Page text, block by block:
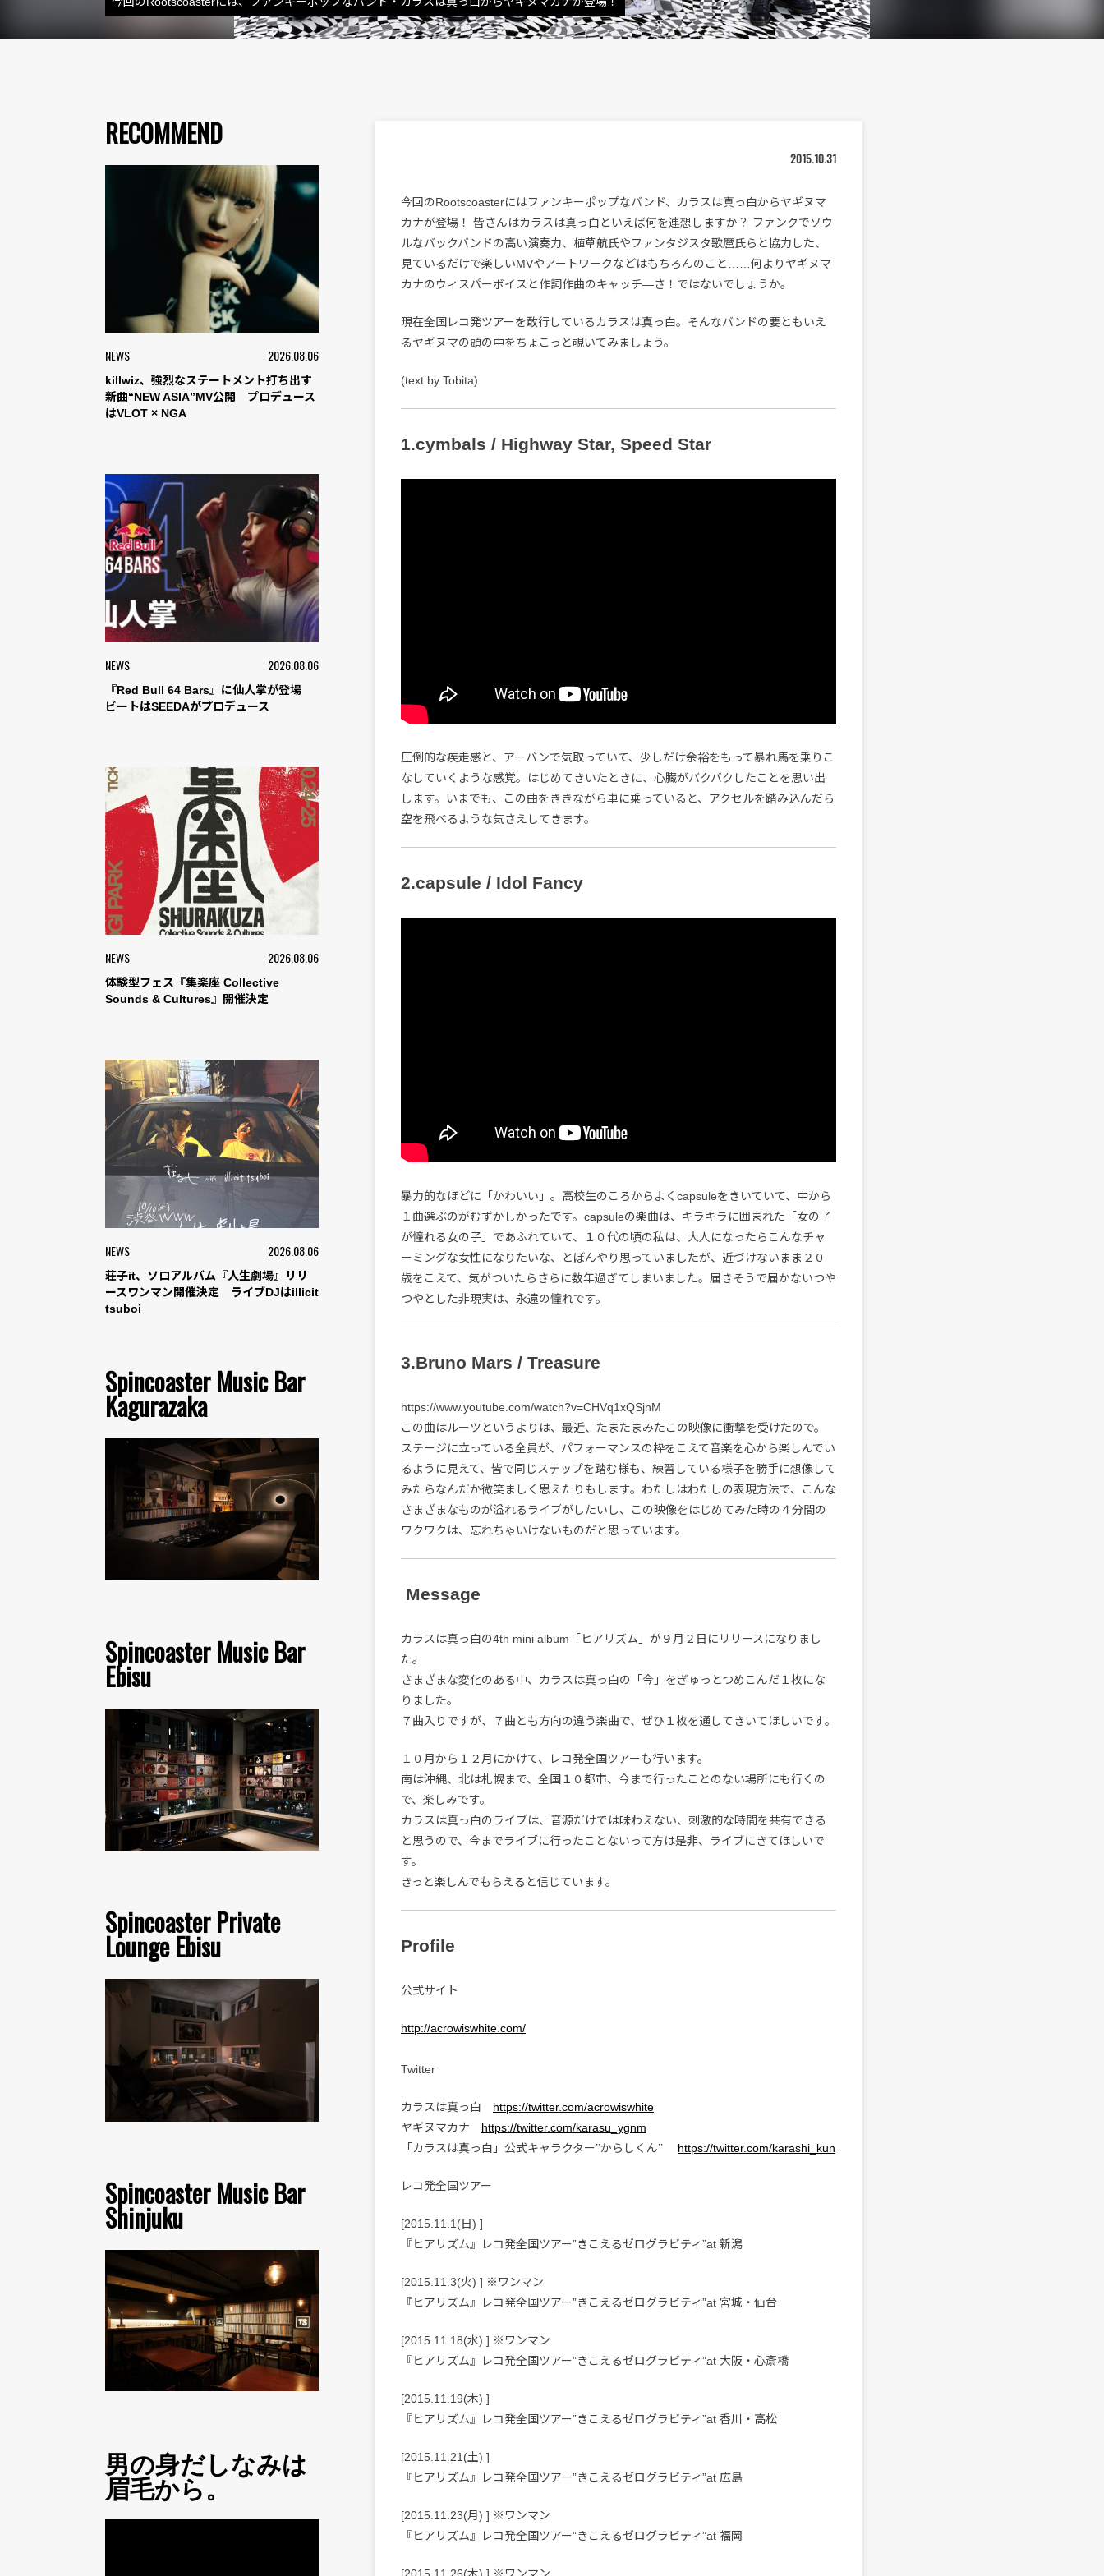
RECOMMEND
NEWS 2026.08.06
killwiz、強烈なステートメント打ち出す
新曲“NEW ASIA”MV公開 プロデュース
はVLOT × NGA
NEWS 2026.08.06
『Red Bull 64 Bars』に仙人掌が登場
ビートはSEEDAがプロデュース
NEWS 2026.08.06
体験型フェス『集楽座 Collective
Sounds & Cultures』開催決定
NEWS 2026.08.06
荘子it、ソロアルバム『人生劇場』リリ
ースワンマン開催決定 ライブDJはillicit
tsuboi
Spincoaster Music Bar
Kagurazaka
Spincoaster Music Bar
Ebisu
Spincoaster Private
Lounge Ebisu
Spincoaster Music Bar
Shinjuku
男の身だしなみは
眉毛から。
2015.10.31
今回のRootscoasterにはファンキーポップなバンド、カラスは真っ白からヤギヌマ
カナが登場！ 皆さんはカラスは真っ白といえば何を連想しますか？ ファンクでソウ
ルなバックバンドの高い演奏力、植草航氏やファンタジスタ歌麿氏らと協力した、
見ているだけで楽しいMVやアートワークなどはもちろんのこと……何よりヤギヌマ
カナのウィスパーボイスと作詞作曲のキャッチ―さ！ではないでしょうか。
現在全国レコ発ツアーを敢行しているカラスは真っ白。そんなバンドの要ともいえ
るヤギヌマの頭の中をちょこっと覗いてみましょう。
(text by Tobita)
1.cymbals / Highway Star, Speed Star
圧倒的な疾走感と、アーバンで気取っていて、少しだけ余裕をもって暴れ馬を乗りこ
なしていくような感覚。はじめてきいたときに、心臓がバクバクしたことを思い出
します。いまでも、この曲をききながら車に乗っていると、アクセルを踏み込んだら
空を飛べるような気さえしてきます。
2.capsule / Idol Fancy
暴力的なほどに「かわいい」。高校生のころからよくcapsuleをきいていて、中から
１曲選ぶのがむずかしかったです。capsuleの楽曲は、キラキラに囲まれた「女の子
が憧れる女の子」であふれていて、１０代の頃の私は、大人になったらこんなチャ
ーミングな女性になりたいな、とぼんやり思っていましたが、近づけないまま２０
歳をこえて、気がついたらさらに数年過ぎてしまいました。届きそうで届かないつや
つやとした非現実は、永遠の憧れです。
3.Bruno Mars / Treasure
https://www.youtube.com/watch?v=CHVq1xQSjnM
この曲はルーツというよりは、最近、たまたまみたこの映像に衝撃を受けたので。
ステージに立っている全員が、パフォーマンスの枠をこえて音楽を心から楽しんでい
るように見えて、皆で同じステップを踏む様も、練習している様子を勝手に想像して
みたらなんだか微笑ましく思えたりもします。わたしはわたしの表現方法で、こんな
さまざまなものが溢れるライブがしたいし、この映像をはじめてみた時の４分間の
ワクワクは、忘れちゃいけないものだと思っています。
Message
カラスは真っ白の4th mini album「ヒアリズム」が９月２日にリリースになりまし
た。
さまざまな変化のある中、カラスは真っ白の「今」をぎゅっとつめこんだ１枚にな
りました。
７曲入りですが、７曲とも方向の違う楽曲で、ぜひ１枚を通してきいてほしいです。
１０月から１２月にかけて、レコ発全国ツアーも行います。
南は沖縄、北は札幌まで、全国１０都市、今まで行ったことのない場所にも行くの
で、楽しみです。
カラスは真っ白のライブは、音源だけでは味わえない、刺激的な時間を共有できる
と思うので、今までライブに行ったことないって方は是非、ライブにきてほしいで
す。
きっと楽しんでもらえると信じています。
Profile
公式サイト
http://acrowiswhite.com/
Twitter
カラスは真っ白 https://twitter.com/acrowiswhite
ヤギヌマカナ https://twitter.com/karasu_ygnm
「カラスは真っ白」公式キャラクター’’からしくん’’ https://twitter.com/karashi_kun
レコ発全国ツアー
[2015.11.1(日) ]
『ヒアリズム』レコ発全国ツアー”きこえるゼログラビティ”at 新潟
[2015.11.3(火) ] ※ワンマン
『ヒアリズム』レコ発全国ツアー”きこえるゼログラビティ”at 宮城・仙台
[2015.11.18(水) ] ※ワンマン
『ヒアリズム』レコ発全国ツアー”きこえるゼログラビティ”at 大阪・心斎橋
[2015.11.19(木) ]
『ヒアリズム』レコ発全国ツアー”きこえるゼログラビティ”at 香川・高松
[2015.11.21(土) ]
『ヒアリズム』レコ発全国ツアー”きこえるゼログラビティ”at 広島
[2015.11.23(月) ] ※ワンマン
『ヒアリズム』レコ発全国ツアー”きこえるゼログラビティ”at 福岡